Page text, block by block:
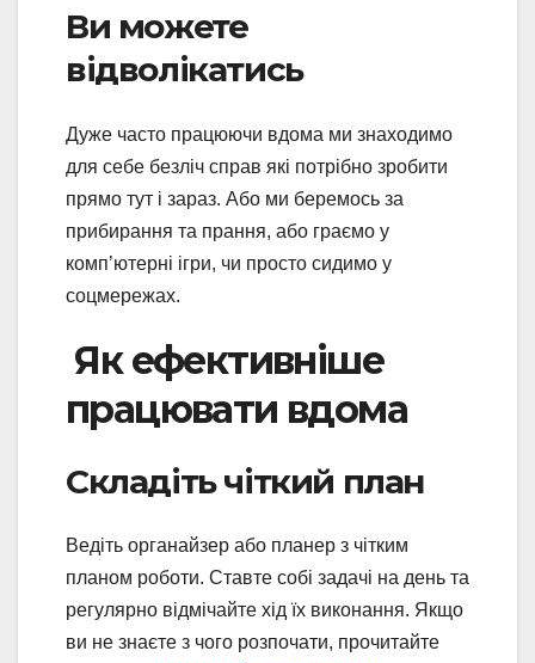
Ви можете
відволікатись
Дуже часто працюючи вдома ми знаходимо
для себе безліч справ які потрібно зробити
прямо тут і зараз. Або ми беремось за
прибирання та прання, або граємо у
комп’ютерні ігри, чи просто сидимо у
соцмережах.
Як ефективніше
працювати вдома
Складіть чіткий план
Ведіть органайзер або планер з чітким
планом роботи. Ставте собі задачі на день та
регулярно відмічайте хід їх виконання. Якщо
ви не знаєте з чого розпочати, прочитайте